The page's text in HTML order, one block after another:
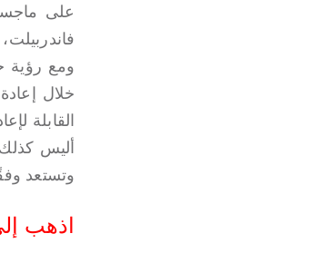
على
ومع رؤية
أليس
وتستعد
اذهب